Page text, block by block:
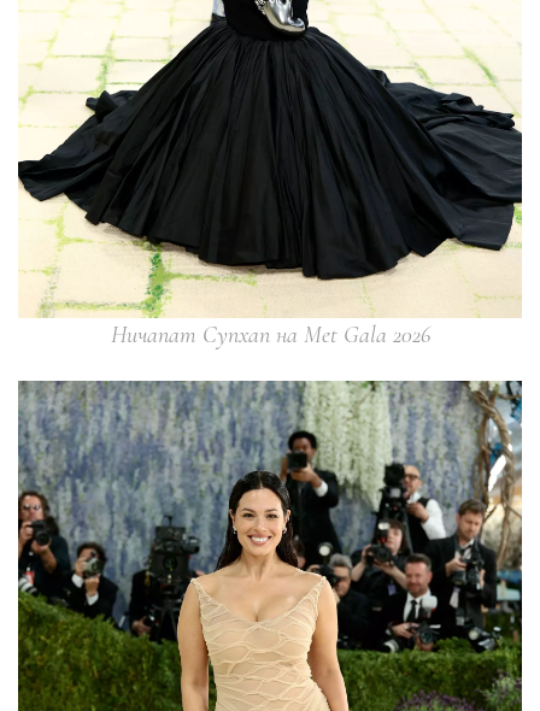
Ничапат Супхап на Met Gala 2026